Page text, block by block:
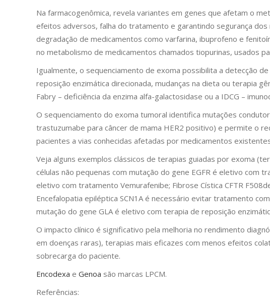
Na farmacogenômica, revela variantes em genes que afetam o
efeitos adversos, falha do tratamento e garantindo segurança
degradação de medicamentos como varfarina, ibuprofeno e
no metabolismo de medicamentos chamados tiopurinas, usados
Igualmente, o sequenciamento de exoma possibilita a detecção
reposição enzimática direcionada, mudanças na dieta ou terapia
Fabry – deficiência da enzima alfa-galactosidase ou a IDCG –
O sequenciamento do exoma tumoral identifica mutações
trastuzumabe para câncer de mama HER2 positivo) e permite o
pacientes a vias conhecidas afetadas por medicamentos
Veja alguns exemplos clássicos de terapias guiadas por exoma
células não pequenas com mutação do gene EGFR é eletivo com
eletivo com tratamento Vemurafenibe; Fibrose Cística CFTR
Encefalopatia epiléptica SCN1A é necessário evitar tratamento
mutação do gene GLA é eletivo com terapia de reposição
O impacto clínico é significativo pela melhoria no rendimento
em doenças raras), terapias mais eficazes com menos efeitos
sobrecarga do paciente.
Encodexa e Genoa são marcas LPCM.
Referências: